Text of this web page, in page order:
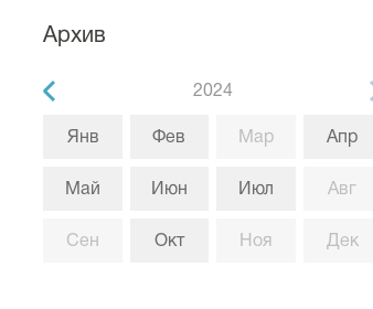
Архив
2024
Янв
Май
Сен
Фев
Июн
Окт
Мар
Июл
Ноя
Апр
Авг
Дек